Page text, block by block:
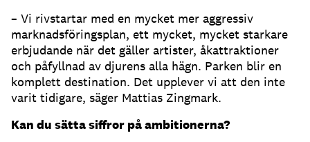
– Vi rivstartar med en mycket mer aggressiv
marknadsföringsplan, ett mycket, mycket starkare
erbjudande när det gäller artister, åkattraktioner
och påfyllnad av djurens alla hägn. Parken blir en
komplett destination. Det upplever vi att den inte
varit tidigare, säger Mattias Zingmark.
Kan du sätta siffror på ambitionerna?